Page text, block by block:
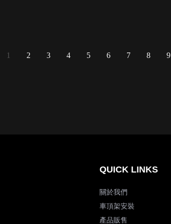
1 2 3 4 5 6 7 8 9
關於我們
車頂架安裝
產品販售